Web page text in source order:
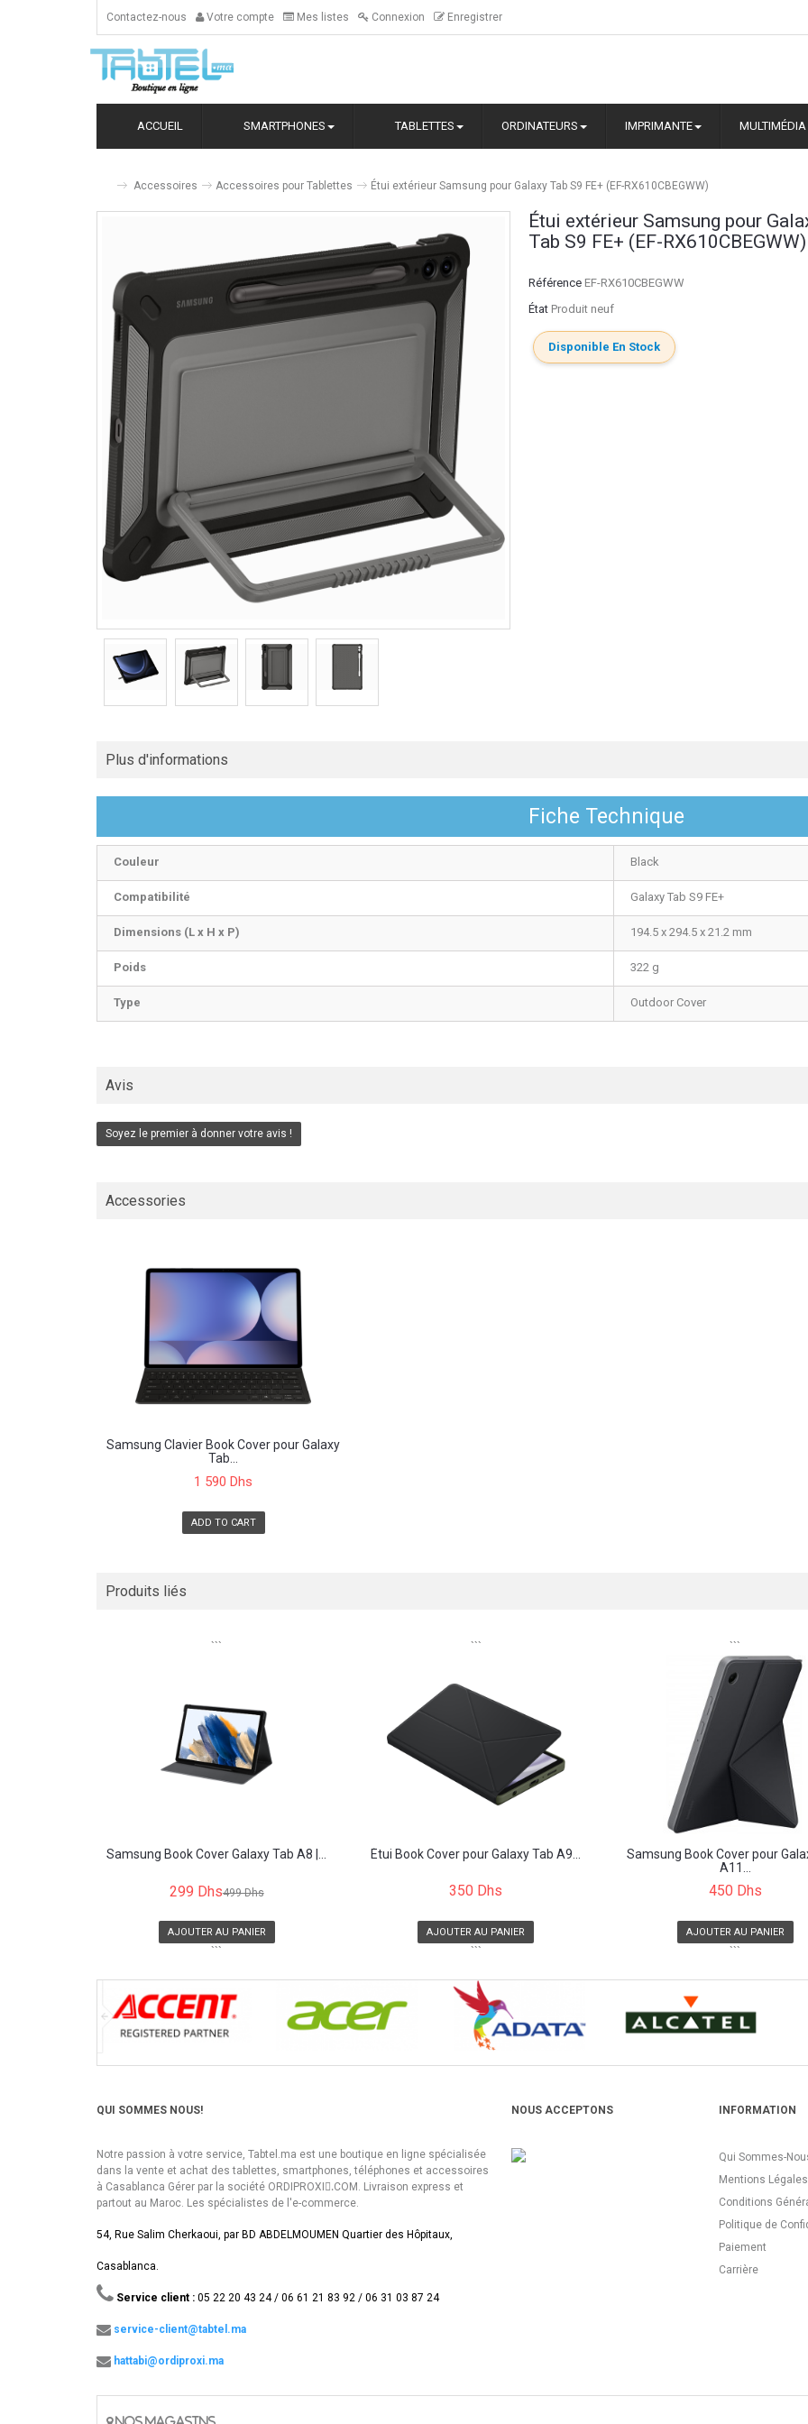
Contactez-nous Votre compte Mes listes Connexion Enregistrer
ACCUEIL SMARTPHONES TABLETTES ORDINATEURS IMPRIMANTE MULTIMÉDIA
Accessoires Accessoires pour Tablettes Étui extérieur Samsung pour Galaxy Tab S9 FE+ (EF-RX610CBEGWW)
Étui extérieur Samsung pour
Tab S9 FE+ (EF-RX610CBEGWW)
Référence EF-RX610CBEGWW
État Produit neuf
Disponible En Stock
Plus d'informations
Fiche Technique
Couleur Black
Compatibilité Galaxy Tab S9 FE+
Dimensions (L x H x P) 194.5 x 294.5 x 21.2 mm
Poids 322 g
Type Outdoor Cover
Avis
Soyez le premier à donner votre avis !
Accessories
Samsung Clavier Book Cover pour Galaxy
Tab...
1 590 Dhs
ADD TO CART
Produits liés
```
Samsung Book Cover Galaxy Tab A8 |...
299 Dhs499 Dhs
AJOUTER AU PANIER
```
```
Étui Book Cover pour Galaxy Tab A9...
350 Dhs
AJOUTER AU PANIER
```
```
Samsung Book Cover pour
A11...
450 Dhs
AJOUTER AU PANIER
```
QUI SOMMES NOUS!
Notre passion à votre service, Tabtel.ma est une boutique en ligne spécialisée
dans la vente et achat des tablettes, smartphones, téléphones et accessoires
à Casablanca Gérer par la société ORDIPROXI.ِCOM. Livraison express et
partout au Maroc. Les spécialistes de l'e-commerce.
54, Rue Salim Cherkaoui, par BD ABDELMOUMEN Quartier des Hôpitaux,
Casablanca.
Service client : 05 22 20 43 24 / 06 61 21 83 92 / 06 31 03 87 24
service-client@tabtel.ma
hattabi@ordiproxi.ma
NOUS ACCEPTONS INFORMATION
Qui Sommes-
Mentions Légales
Conditions
Politique de
Paiement
Carrière